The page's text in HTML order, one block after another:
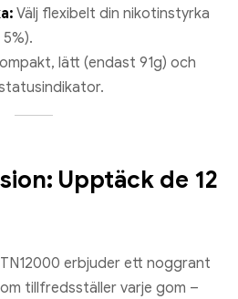
Välj flexibelt din nikotinstyrka
lätt (endast 91g) och
Upptäck de 12
erbjuder ett noggrant
tillfredsställer varje gom –